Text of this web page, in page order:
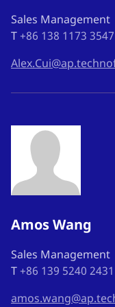
Sales Management
T +86 138 1173 3547
Amos Wang
Sales Management
T +86 139 5240 2431